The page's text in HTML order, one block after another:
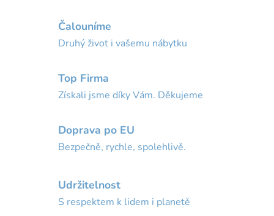
Čalouníme
Druhý život i vašemu nábytku
Top Firma
Získali jsme díky Vám. Děkujeme
Doprava po EU
Bezpečně, rychle, spolehlivě.
Udržitelnost
S respektem k lidem i planetě